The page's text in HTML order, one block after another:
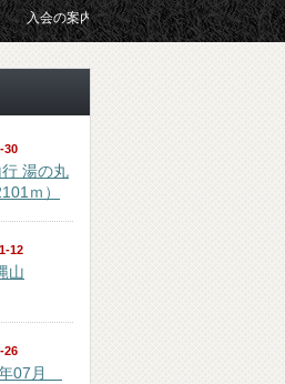
会のあらまし
30
湯の丸
ｍ）
12
山
26
07月